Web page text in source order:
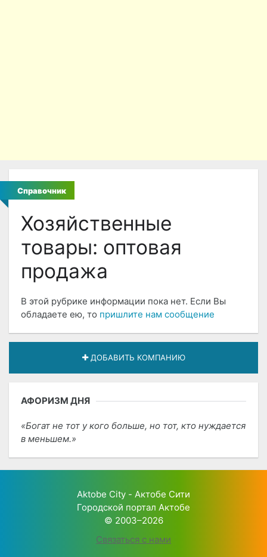
Справочник
Хозяйственные
товары: оптовая
продажа
В этой рубрике информации пока нет. Если Вы
обладаете ею, то пришлите нам сообщение
ДОБАВИТЬ КОМПАНИЮ
АФОРИЗМ ДНЯ
Богат не тот у кого больше, но тот, кто нуждается
в меньшем.
Aktobe City - Актобе Сити
Городской портал Актобе
© 2003–2026
Связаться с нами